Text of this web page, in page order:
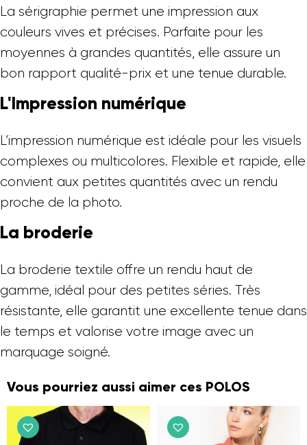
La sérigraphie permet une impression aux
couleurs vives et précises. Parfaite pour les
moyennes à grandes quantités, elle assure un
bon rapport qualité-prix et une tenue durable.
L'Impression numérique
L’impression numérique est idéale pour les visuels
complexes ou multicolores. Flexible et rapide, elle
convient aux petites quantités avec un rendu
proche de la photo.
La broderie
La broderie textile offre un rendu haut de
gamme, idéal pour des petites séries. Très
résistante, elle garantit une excellente tenue dans
le temps et valorise votre image avec un
marquage soigné.
Vous pourriez aussi aimer ces POLOS